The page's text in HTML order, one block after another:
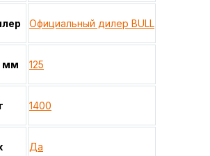
Официальный дилер BULL
мм 125
1400
Да